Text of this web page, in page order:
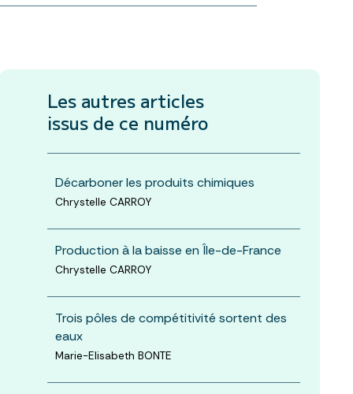
Les autres articles
issus de ce numéro
Décarboner les produits chimiques
Chrystelle CARROY
Production à la baisse en Île-de-France
Chrystelle CARROY
Trois pôles de compétitivité sortent des
eaux
Marie-Elisabeth BONTE